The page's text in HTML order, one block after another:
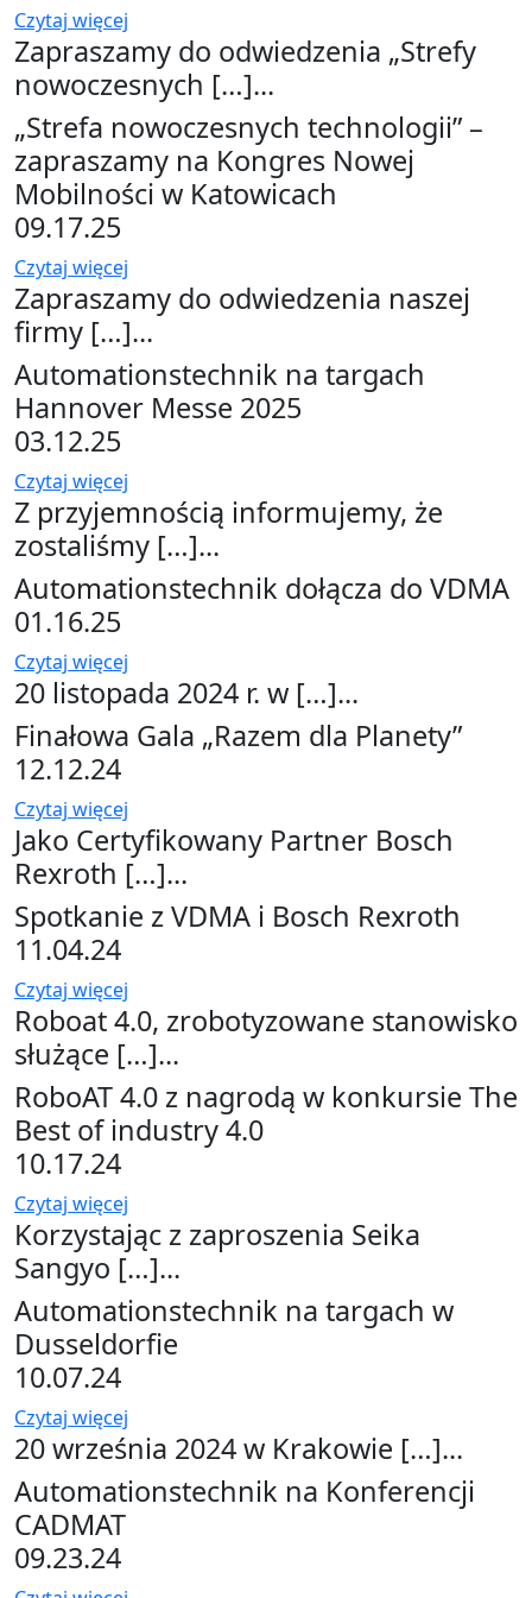
Czytaj więcej
Zapraszamy do odwiedzenia „Strefy
nowoczesnych […]...
„Strefa nowoczesnych technologii” –
zapraszamy na Kongres Nowej
Mobilności w Katowicach
09.17.25
Czytaj więcej
Zapraszamy do odwiedzenia naszej
firmy […]...
Automationstechnik na targach
Hannover Messe 2025
03.12.25
Czytaj więcej
Z przyjemnością informujemy, że
zostaliśmy […]...
Automationstechnik dołącza do VDMA
01.16.25
Czytaj więcej
20 listopada 2024 r. w […]...
Finałowa Gala „Razem dla Planety”
12.12.24
Czytaj więcej
Jako Certyfikowany Partner Bosch
Rexroth […]...
Spotkanie z VDMA i Bosch Rexroth
11.04.24
Czytaj więcej
Roboat 4.0, zrobotyzowane stanowisko
służące […]...
RoboAT 4.0 z nagrodą w konkursie The
Best of industry 4.0
10.17.24
Czytaj więcej
Korzystając z zaproszenia Seika
Sangyo […]...
Automationstechnik na targach w
Dusseldorfie
10.07.24
Czytaj więcej
20 września 2024 w Krakowie […]...
Automationstechnik na Konferencji
CADMAT
09.23.24